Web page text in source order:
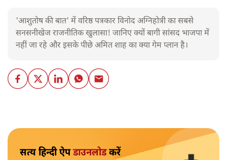
'आशुतोष की बात' में वरिष्ठ पत्रकार विनोद अग्निहोत्री का सबसे
सनसनीखेज राजनीतिक खुलासा! जानिए क्यों बागी सांसद भाजपा में
नहीं जा रहे और इसके पीछे अमित शाह का क्या गेम प्लान है।
सत्य हिन्दी ऐपडाउनलोडकरें